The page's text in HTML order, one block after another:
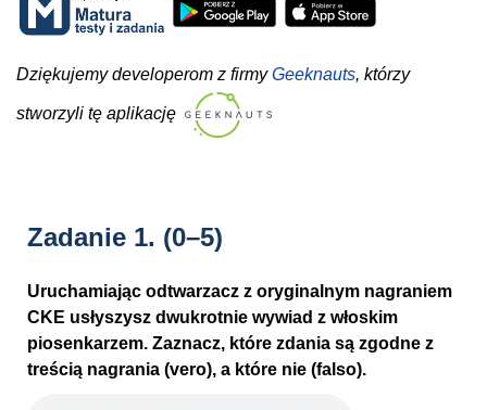
Dziękujemy developerom z firmyGeeknauts, którzy
stworzyli tę aplikację
Zadanie 1. (0–5)
Uruchamiając odtwarzacz z oryginalnym nagraniem
CKE usłyszysz dwukrotnie wywiad z włoskim
piosenkarzem. Zaznacz, które zdania są zgodne z
treścią nagrania (vero), a które nie (falso).